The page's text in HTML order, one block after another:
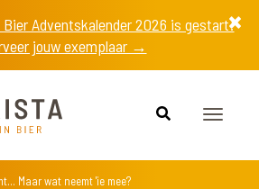
Bier Adventskalender 2026 is gestart!
jouw exemplaar →
Toggle
Maar wat neemt 'ie mee?